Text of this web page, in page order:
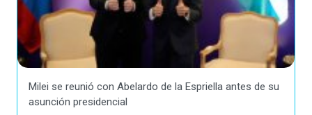
Milei se reunió con Abelardo de la Espriella antes de su
asunción presidencial